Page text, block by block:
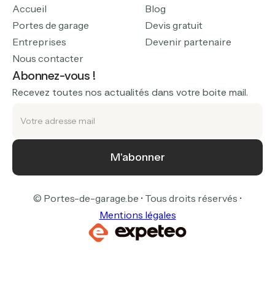
Accueil
Portes de garage
Entreprises
Nous contacter
Blog
Devis gratuit
Devenir partenaire
Abonnez-vous !
Recevez toutes nos actualités dans votre boite mail.
© Portes-de-garage.be • Tous droits réservés •
Mentions légales